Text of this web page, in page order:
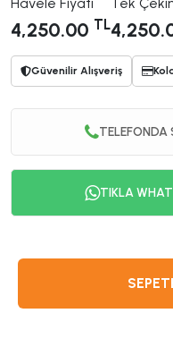
4,250.00 TL
Güvenilir Alışveriş
TELEFONDA
TIKLA